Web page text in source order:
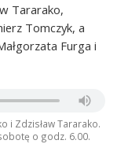
Tararako,
Tomczyk, a
Furga i
i Zdzisław Tararako.
o godz. 6.00.